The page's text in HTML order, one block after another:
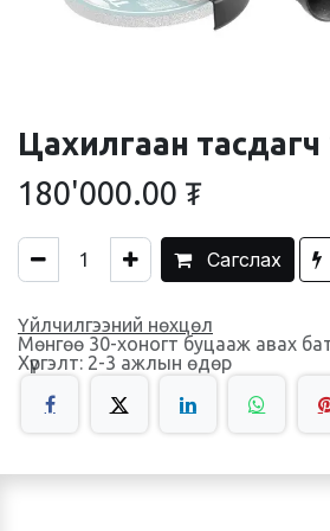
Цахилгаан тасдагч
180'000.00 ₮
Сагслах
Үйлчилгээний нөхцөл
Мөнгөө 30-хоногт буцааж авах
Хүргэлт: 2-3 ажлын өдөр